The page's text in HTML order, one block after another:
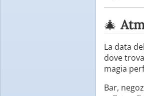
🎄
La data del
dove
magia
Bar,